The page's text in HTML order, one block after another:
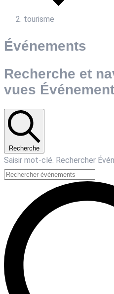
tourisme
Événements
Recherche et
vues
Recherche
Saisir mot-clé. Rechercher